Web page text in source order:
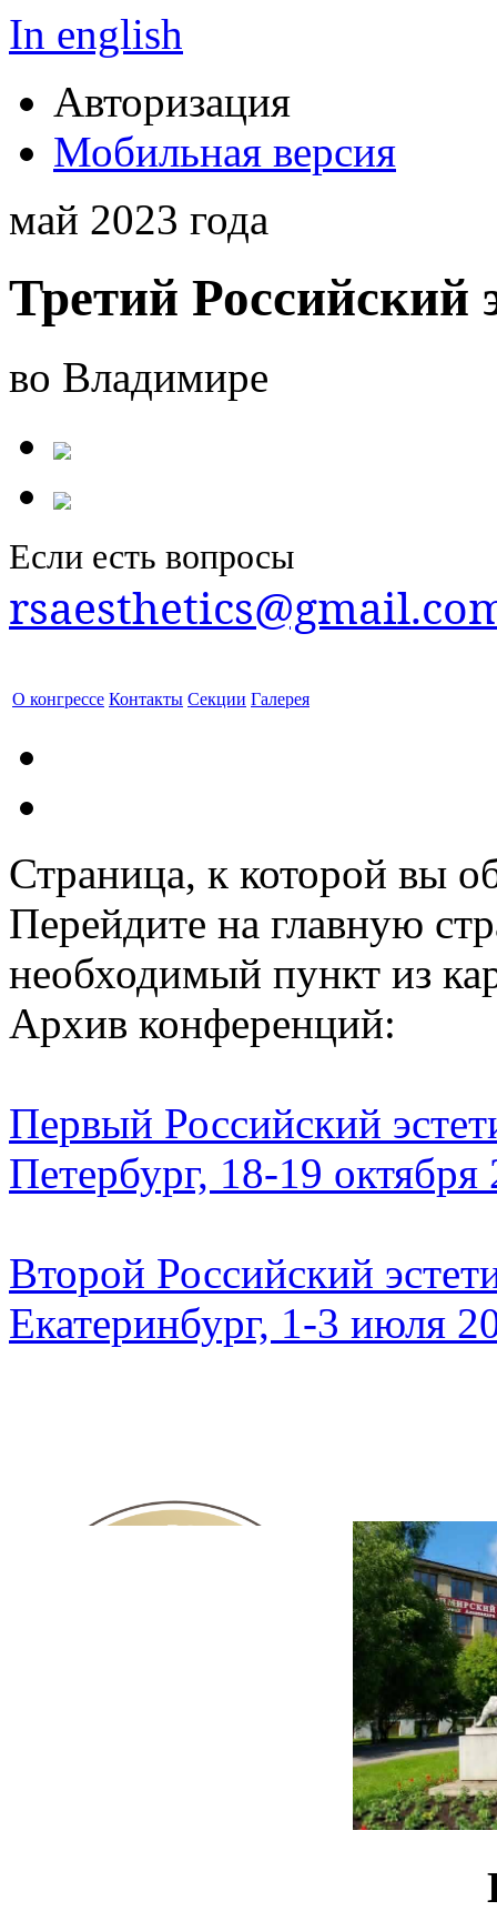
In english
Авторизация
Мобильная версия
май 2023 года
Третий Российский
во Владимире
Если есть вопросы
О конгрессе Контакты Секции Галерея
Страница, к которой вы
Перейдите на главную
необходимый пункт из
Архив конференций:
Первый Российский
Петербург, 18-19 октября
Второй Российский
Екатеринбург, 1-3 июля